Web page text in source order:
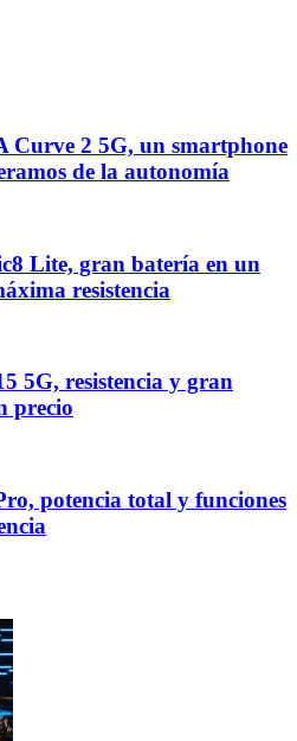
Curve 2 5G, un smartphone
de la autonomía
Lite, gran batería en un
resistencia
5G, resistencia y gran
precio
potencia total y funciones